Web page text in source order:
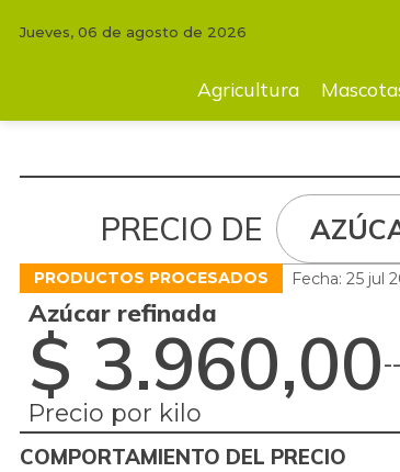
Mascotas Clima
Jueves, 06 de agosto de 2026
Agricultura
PRECIO DE
PRODUCTOS PROCESADOS Fecha: 25 jul
Azúcar refinada
$ 3.960,00--
Precio por kilo
COMPORTAMIENTO DEL PRECIO